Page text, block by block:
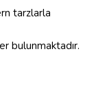
tarzlarla
bulunmaktadır.